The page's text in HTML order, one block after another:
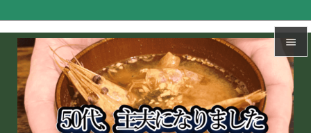


メニュ

サイド